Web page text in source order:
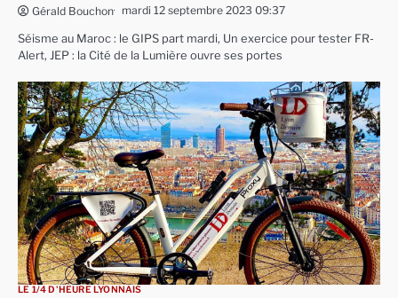
Gérald Bouchon mardi 12 septembre 2023 09:37
Séisme au Maroc : le GIPS part mardi, Un exercice pour tester FR-
Alert, JEP : la Cité de la Lumière ouvre ses portes
LE 1/4 D'HEURE LYONNAIS